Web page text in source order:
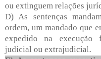
ou extinguem relações
D) As sentenças
ordem, um mandado que
expedido na execução
judicial ou extrajudicial.